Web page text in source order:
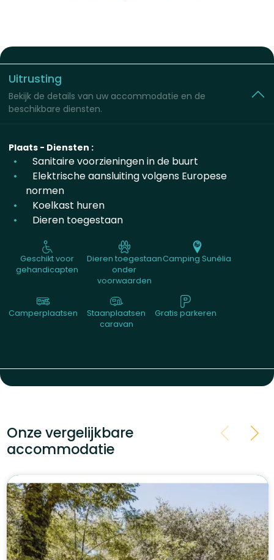
Uitrusting
Bekijk de details van uw accommodatie en de
beschikbare diensten.
Plaats - Diensten :
Sanitaire voorzieningen in de buurt
Elektrische aansluiting volgens Europese
normen
Koelkast huren
Dieren toegestaan
Geschikt voor
gehandicapten
Dieren toegestaan
onder
voorwaarden
Camping Sunêlia
Camperplaatsen
Staanplaatsen
caravan
Gratis parkeren
Onze vergelijkbare
accommodatie